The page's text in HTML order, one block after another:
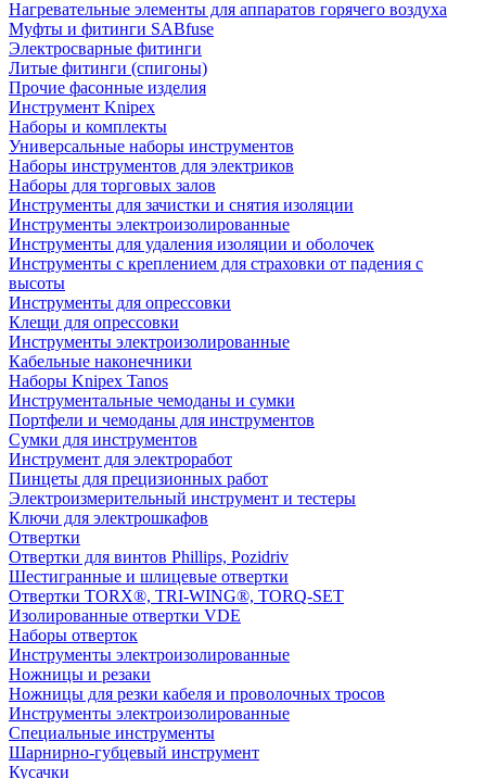
Нагревательные элементы для аппаратов горячего воздуха
Муфты и фитинги SABfuse
Электросварные фитинги
Литые фитинги (спигоны)
Прочие фасонные изделия
Инструмент Knipex
Наборы и комплекты
Универсальные наборы инструментов
Наборы инструментов для электриков
Наборы для торговых залов
Инструменты для зачистки и снятия изоляции
Инструменты электроизолированные
Инструменты для удаления изоляции и оболочек
Инструменты с креплением для страховки от падения с
высоты
Инструменты для опрессовки
Клещи для опрессовки
Инструменты электроизолированные
Кабельные наконечники
Наборы Knipex Tanos
Инструментальные чемоданы и сумки
Портфели и чемоданы для инструментов
Сумки для инструментов
Инструмент для электроработ
Пинцеты для прецизионных работ
Электроизмерительный инструмент и тестеры
Ключи для электрошкафов
Отвертки
Отвертки для винтов Phillips, Pozidriv
Шестигранные и шлицевые отвертки
Отвертки TORX®, TRI-WING®, TORQ-SET
Изолированные отвертки VDE
Наборы отверток
Инструменты электроизолированные
Ножницы и резаки
Ножницы для резки кабеля и проволочных тросов
Инструменты электроизолированные
Специальные инструменты
Шарнирно-губцевый инструмент
Кусачки